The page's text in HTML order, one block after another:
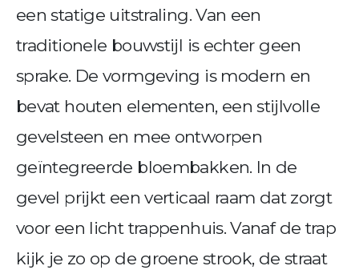
een statige uitstraling. Van een
traditionele bouwstijl is echter geen
sprake. De vormgeving is modern en
bevat houten elementen, een stijlvolle
gevelsteen en mee ontworpen
geïntegreerde bloembakken. In de
gevel prijkt een verticaal raam dat zorgt
voor een licht trappenhuis. Vanaf de trap
kijk je zo op de groene strook, de straat